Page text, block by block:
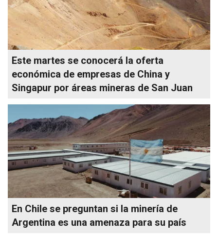
Este martes se conocerá la oferta
económica de empresas de China y
Singapur por áreas mineras de San Juan
En Chile se preguntan si la minería de
Argentina es una amenaza para su país